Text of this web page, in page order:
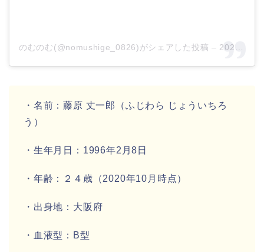
のむのむ(@nomushige_0826)がシェアした投稿 – 2020年10月月27日午前3時47分PDT
・名前：藤原 丈一郎
（ふじわら じょういちろ
う）
・生年月日： 1996年2月8日
・年齢： ２４歳 （2020年10月時点）
・出身地： 大阪府
・血液型： B型